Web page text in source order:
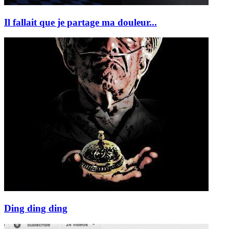
Il fallait que je partage ma douleur...
Ding ding ding